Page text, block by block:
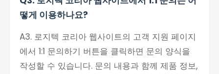
떻게 이용하나요?
A3. 로지텍 코리아 웹사이트의 고객 지원 페이지
에서 1:1 문의하기 버튼을 클릭하면 문의 양식을
작성할 수 있습니다. 문의 내용과 함께 제품 정보,